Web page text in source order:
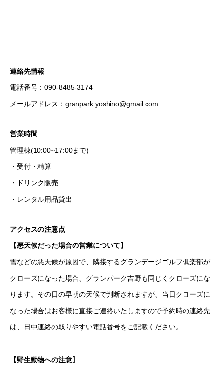
連絡先情報
電話番号：090-8485-3174
メールアドレス：granpark.yoshino@gmail.com
営業時間
管理棟(10:00~17:00まで)
・受付・精算
・ドリンク販売
・レンタル用品貸出
アクセスの注意点
【悪天候だった場合の営業について】
雪などの悪天候が原因で、隣接するグランデージゴルフ俱楽部が
クローズになった場合、グランパーク吉野も同じくクローズにな
ります。その日の早朝の天候で判断されますが、当日クローズに
なった場合はお客様に直接ご連絡いたしますので予約時の連絡先
は、日中連絡の取りやすい電話番号をご記載ください。
【野生動物への注意】